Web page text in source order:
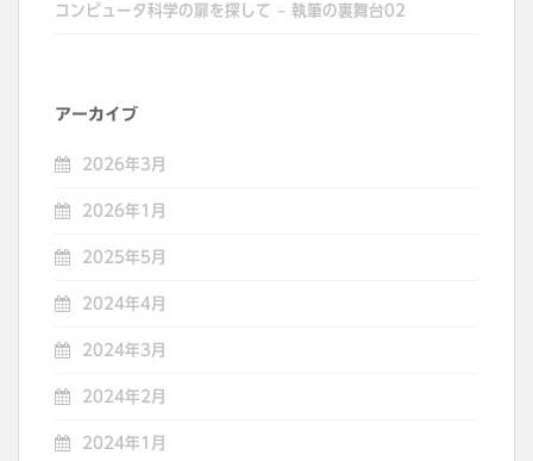
コンピュータ科学の扉を探して – 執筆の裏舞台02
アーカイブ
2026年3月
2026年1月
2025年5月
2024年4月
2024年3月
2024年2月
2024年1月